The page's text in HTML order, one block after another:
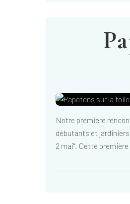
Notre première
débutants et
2 mai". Cette